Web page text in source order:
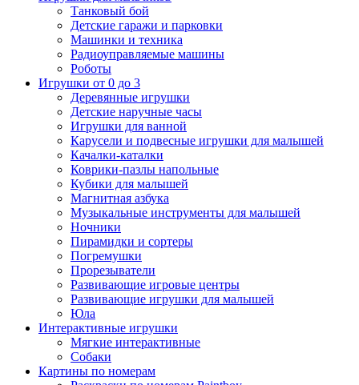
Танковый бой
Детские гаражи и парковки
Машинки и техника
Радиоуправляемые машины
Роботы
Игрушки от 0 до 3
Деревянные игрушки
Детские наручные часы
Игрушки для ванной
Карусели и подвесные игрушки для малышей
Качалки-каталки
Коврики-пазлы напольные
Кубики для малышей
Магнитная азбука
Музыкальные инструменты для малышей
Ночники
Пирамидки и сортеры
Погремушки
Прорезыватели
Развивающие игровые центры
Развивающие игрушки для малышей
Юла
Интерактивные игрушки
Мягкие интерактивные
Собаки
Картины по номерам